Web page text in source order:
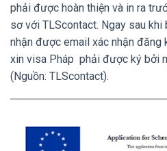
phải được hoàn thiện và in ra
sơ với TLScontact. Ngay sau khi
nhận được email xác nhận đăng
xin visa Pháp phải được ký bởi
(Nguồn: TLScontact).